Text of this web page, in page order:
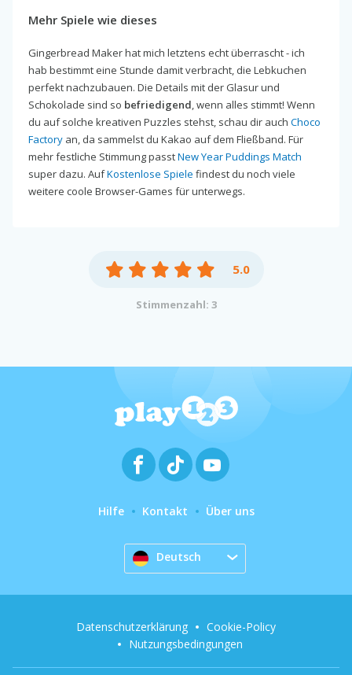
Mehr Spiele wie dieses
Gingerbread Maker hat mich letztens echt überrascht - ich
hab bestimmt eine Stunde damit verbracht, die Lebkuchen
perfekt nachzubauen. Die Details mit der Glasur und
Schokolade sind so befriedigend, wenn alles stimmt! Wenn
du auf solche kreativen Puzzles stehst, schau dir auch Choco
Factory an, da sammelst du Kakao auf dem Fließband. Für
mehr festliche Stimmung passtNew Year Puddings Match
super dazu. AufKostenlose Spiele findest du noch viele
weitere coole Browser-Games für unterwegs.
5.0
Stimmenzahl: 3
Hilfe Kontakt Über uns
Deutsch
Datenschutzerklärung
Cookie-Policy
Nutzungsbedingungen